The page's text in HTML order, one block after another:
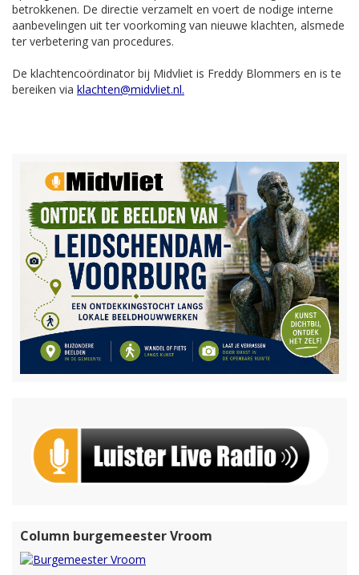
betrokkenen. De directie verzamelt en voert de nodige interne
aanbevelingen uit ter voorkoming van nieuwe klachten, alsmede
ter verbetering van procedures.
De klachtencoördinator bij Midvliet is Freddy Blommers en is te
bereiken via klachten@midvliet.nl.
Column burgemeester Vroom